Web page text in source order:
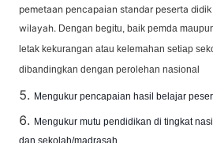
pemetaan pencapaian standar peserta
wilayah. Dengan begitu, baik pemda
letak kekurangan atau kelemahan setiap
dibandingkan dengan perolehan nasional
Mengukur pencapaian hasil belajar
Mengukur mutu pendidikan di tingkat
dan sekolah/madrasah.